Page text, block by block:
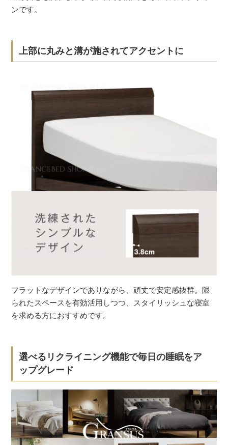
ンです。
上部に丸みと溝が施されてアクセントに
フラットなデザインでありながら、頑丈で安定感抜群。限
られたスペースを有効活用しつつ、スタイリッシュな寝室
を求める方におすすめです。
選べるリクライニング機能で毎日の睡眠をア
ップグレード